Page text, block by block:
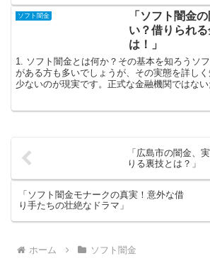
ソフト闇金
「ソフト闇金
い？借りられ
は！」
1. ソフト闇金とは何か？その基本を知ろうソ
がある方も多いでしょうが、その実態を詳し
少ないのが現実です。正式な金融機関ではな
融とは異なる存在でありながら、急にお金が必
「広島市の闇金、
りる裏技とは？」
「ソフト闇金モナークの真実！意外な借
り手たちの壮絶なドラマ」
ホーム ソフト闇金